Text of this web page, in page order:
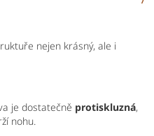
nejen krásný, ale i
je dostatečně protiskluzná,
nohu.